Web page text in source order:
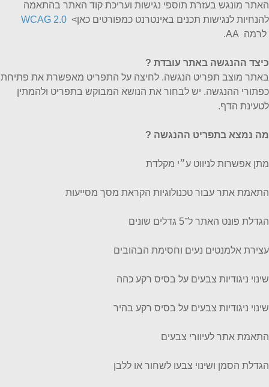
האתר מונגש בעזרת תוספי נגישות ועריכת קוד האתר בהתאמה
להנחיות לנגישות תכנים באינטרנט כמפורטים כאן> WCAG 2.0
לרמה AA.
כיצד ההנגשה באתר עובדת ?
באתר מוצב תפריט הנגשה. לחיצה על התפריט מאפשרת את פתיחת
כפתורי ההנגשה. יש לבחור את הנושא המבוקש בתפריט ולהמתין
לטעינת הדף.
מה נמצא בתפריט ההנגשה ?
מתן אפשרות לניווט ע״י מקלדת
התאמת אתר עבור טכנולוגיות הקראת מסך מסייעות
הגדלת פונט האתר ל־5 גדלים שונים
עצירת אלמנטים נעים וחסימת הבהובים
שינוי ניגודיות צבעים על בסיס רקע כהה
שינוי ניגודיות צבעים על בסיס רקע בהיר
התאמת אתר לעיוורי צבעים
הגדלת הסמן ושינוי צבעו לשחור או ללבן